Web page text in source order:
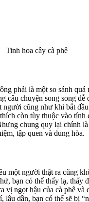
Tinh hoa cây cà phê
phải là một so sánh quá
câu chuyện song song dễ
cũng như khi bắt
còn tùy thuộc vào tính
chung quy lại chính là
tập quen và dung hòa.
một người thật ra cũng
bạn có thể thấy lạ, thấy
vị ngọt hậu của cà phê và
lâu dần, bạn có thể sẽ bị